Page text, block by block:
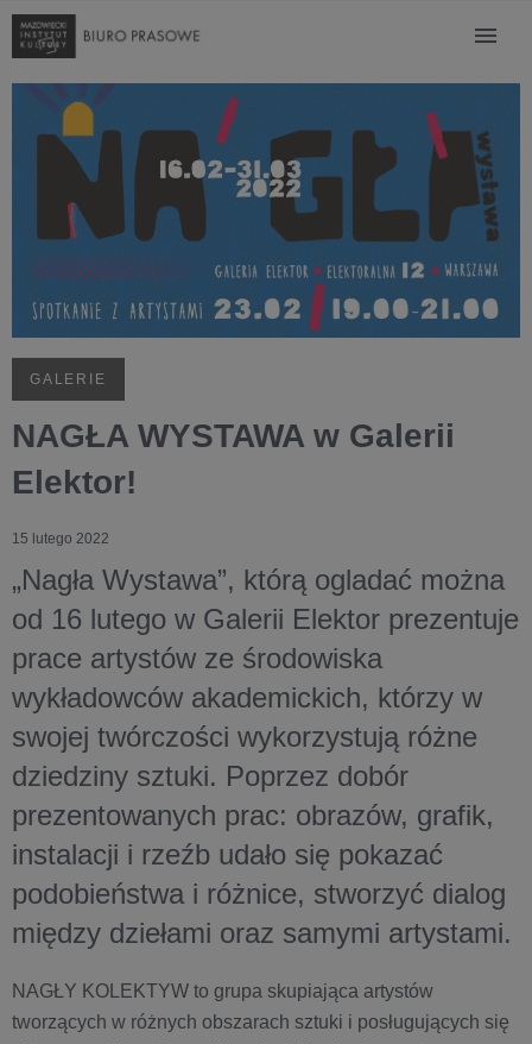
GALERIE
NAGŁA WYSTAWA w Galerii
Elektor!
15 lutego 2022
„Nagła Wystawa”, którą ogladać można
od 16 lutego w Galerii Elektor prezentuje
prace artystów ze środowiska
wykładowców akademickich, którzy w
swojej twórczości wykorzystują różne
dziedziny sztuki. Poprzez dobór
prezentowanych prac: obrazów, grafik,
instalacji i rzeźb udało się pokazać
podobieństwa i różnice, stworzyć dialog
między dziełami oraz samymi artystami.
NAGŁY KOLEKTYW to grupa skupiająca artystów
tworzących w różnych obszarach sztuki i posługujących się